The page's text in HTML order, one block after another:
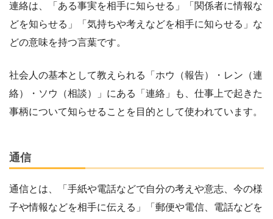
連絡は、「ある事実を相手に知らせる」「関係者に情報な
どを知らせる」「気持ちや考えなどを相手に知らせる」な
どの意味を持つ言葉です。
社会人の基本として教えられる「ホウ（報告）・レン（連
絡）・ソウ（相談）」にある「連絡」も、仕事上で起きた
事柄について知らせることを目的として使われています。
通信
通信とは、「手紙や電話などで自分の考えや意志、今の様
子や情報などを相手に伝える」「郵便や電信、電話などを